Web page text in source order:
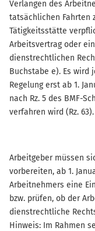
Verlangen des
tatsächlichen Fahrten
Tätigkeitsstätte
Arbeitsvertrag oder
dienstrechtlichen
Buchstabe e). Es wird
Regelung erst ab 1.
nach Rz. 5 des BMF-
verfahren wird (Rz. 63).
Arbeitgeber müssen
vorbereiten, ab 1.
Arbeitnehmers eine
bzw. prüfen, ob der
dienstrechtliche
Hinweis: Im Rahmen